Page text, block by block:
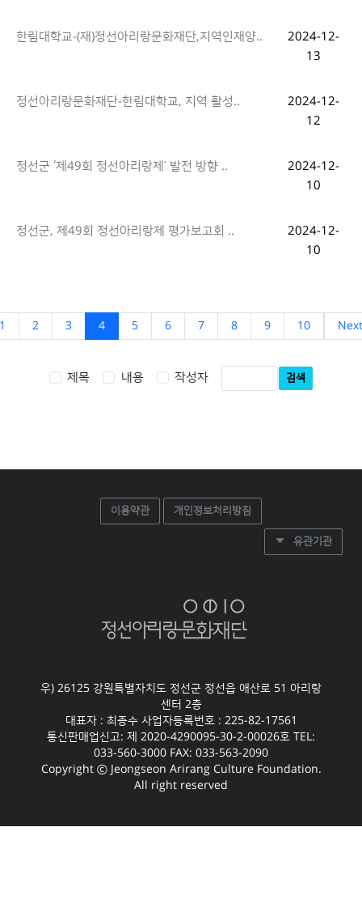
한림대학교-(재)정선아리랑문화재단,지역인재양..
2024-12-
13
정선아리랑문화재단-한림대학교, 지역 활성..
2024-12-
12
정선군 ‘제49회 정선아리랑제’ 발전 방향 ..
2024-12-
10
정선군, 제49회 정선아리랑제 평가보고회 ..
2024-12-
10
1 2 3 4 5 6 7 8 9 10 Next
제목 내용 작성자 검색
이용약관 개인정보처리방침
유관기관
우) 26125 강원특별자치도 정선군 정선읍 애산로 51 아리랑
센터 2층
대표자 : 최종수 사업자등록번호 : 225-82-17561
통신판매업신고: 제 2020-4290095-30-2-00026호 TEL:
033-560-3000 FAX: 033-563-2090
Copyright ⓒ Jeongseon Arirang Culture Foundation.
All right reserved